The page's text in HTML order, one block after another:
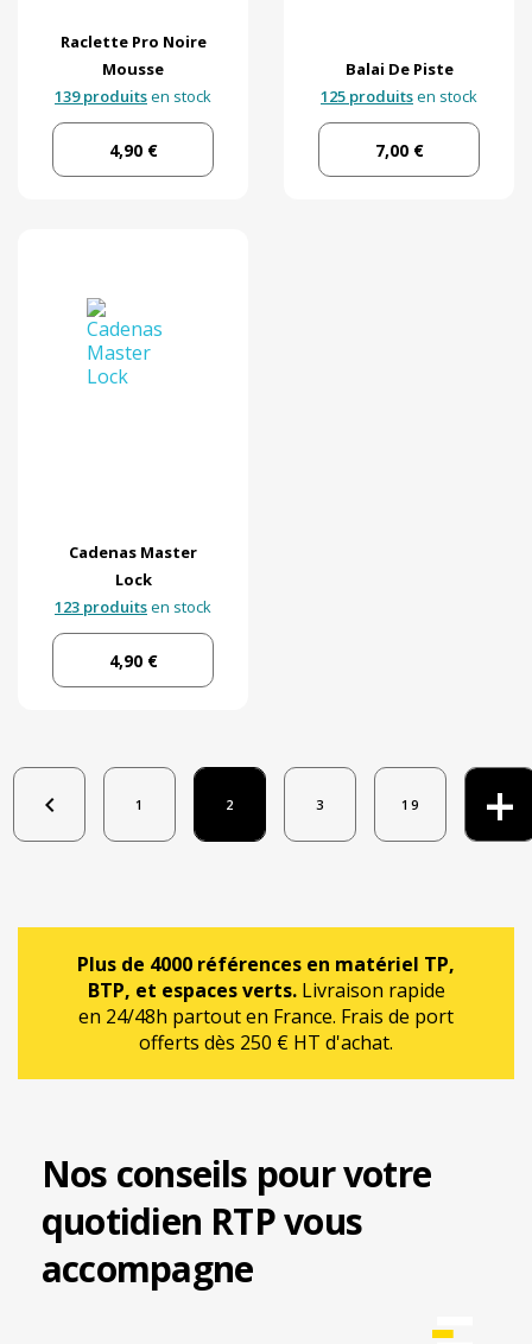
Raclette Pro Noire
Mousse
139 produitsen stock
4,90 €
Balai De Piste
125 produitsen stock
7,00 €
Cadenas Master
Lock
123 produitsen stock
4,90 €
 1 2 3 19 +
Plus de 4000 références en matériel TP,
BTP, et espaces verts.Livraison rapide
en 24/48h partout en France. Frais de port
offerts dès 250 € HT d'achat.
Nos conseils pour votre
quotidien RTP vous
accompagne